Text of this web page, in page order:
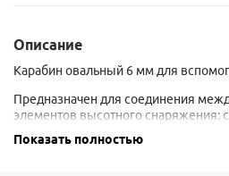
Описание
Карабин овальный 6 мм для
Предназначен для соединения
элементов высотного снаряжения:
Внимание! Запрещается
Показать полностью